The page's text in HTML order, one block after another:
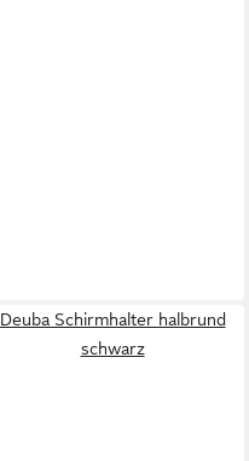
Deuba Schirmhalter halbrund
schwarz